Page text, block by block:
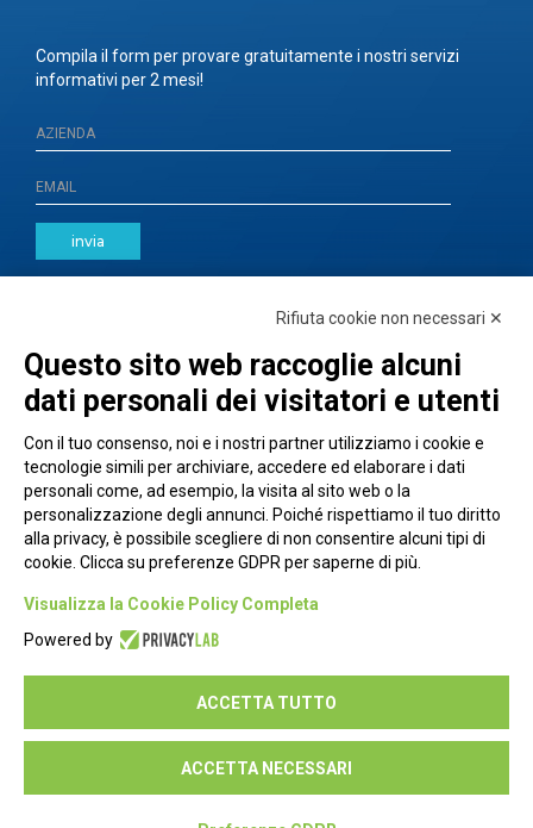
Compila il form per provare gratuitamente i nostri servizi
informativi per 2 mesi!
invia
Piazza Alessandria, 24 - 00198 Roma
Privacy Policy
Seguici su:
Rifiuta cookie non necessari ✕
Questo sito web raccoglie alcuni
dati personali dei visitatori e utenti
Con il tuo consenso, noi e i nostri partner utilizziamo i cookie e
tecnologie simili per archiviare, accedere ed elaborare i dati
personali come, ad esempio, la visita al sito web o la
personalizzazione degli annunci. Poiché rispettiamo il tuo diritto
alla privacy, è possibile scegliere di non consentire alcuni tipi di
cookie. Clicca su preferenze GDPR per saperne di più.
Visualizza la Cookie Policy Completa
Powered by
ACCETTA TUTTO
ACCETTA NECESSARI